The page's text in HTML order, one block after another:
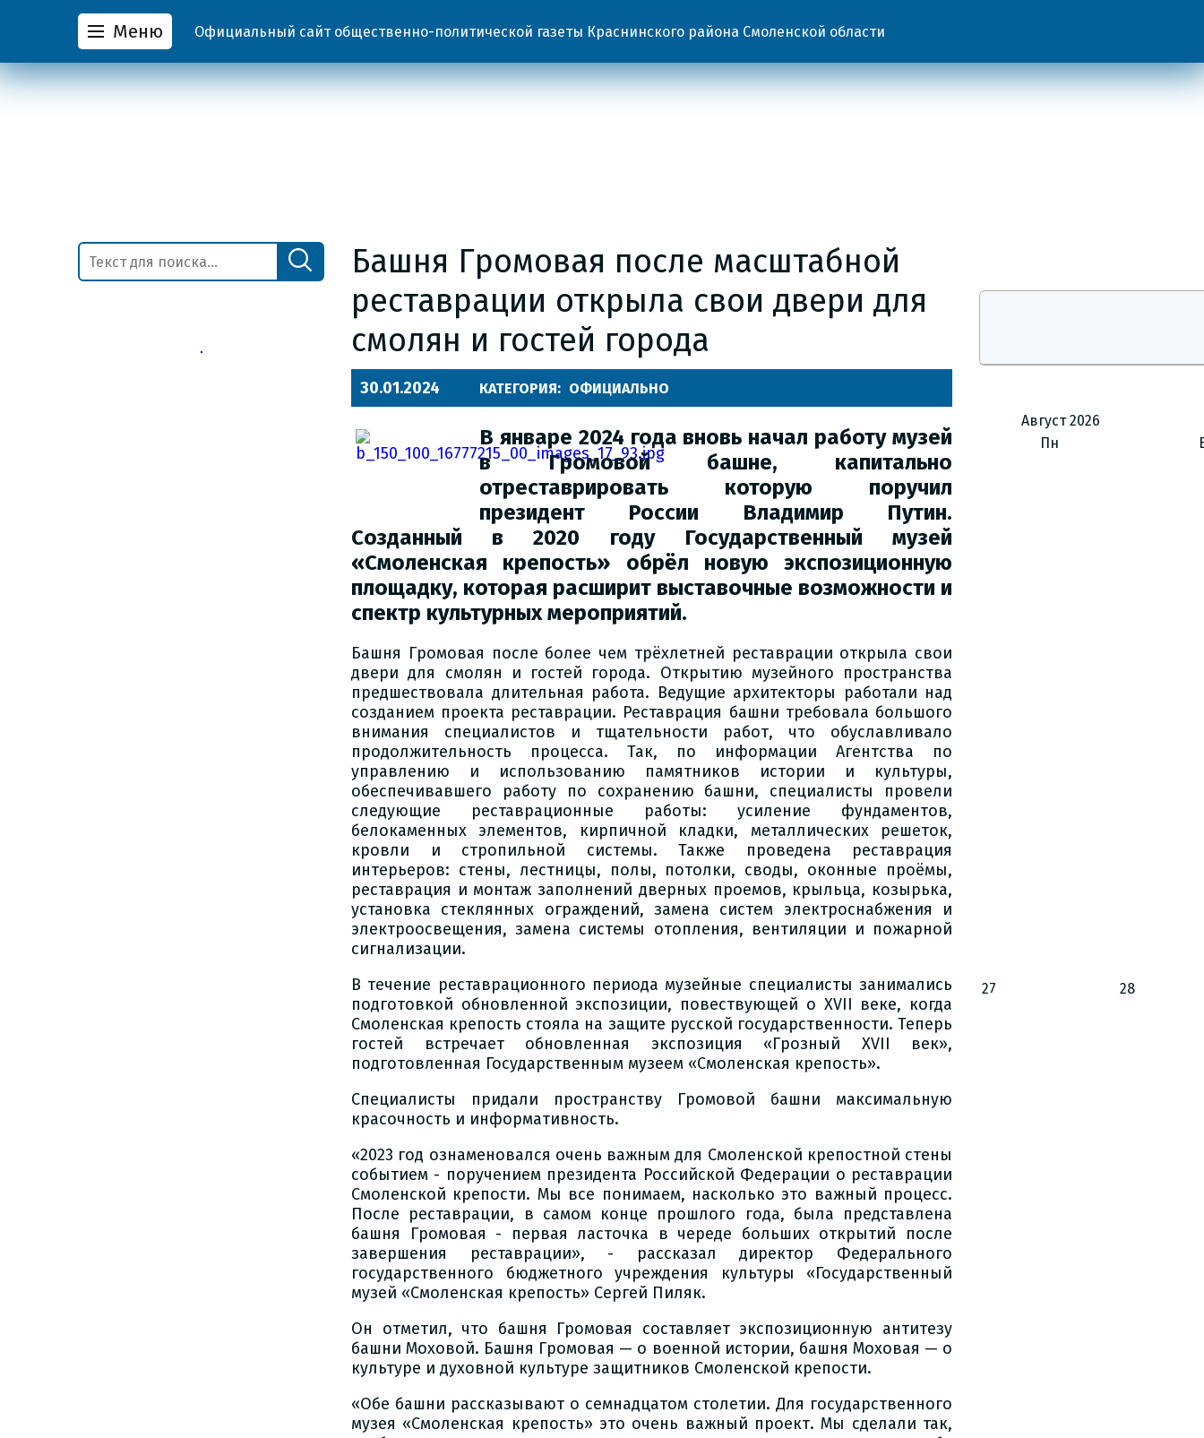
Меню Официальный сайт общественно-политической газеты Краснинского района Смоленской области
Башня Громовая после масштабной
реставрации открыла свои двери для
смолян и гостей города
30.01.2024 КАТЕГОРИЯ: ОФИЦИАЛЬНО
В январе 2024 года вновь начал работу музей
в Громовой башне, капитально
отреставрировать которую поручил
президент России Владимир Путин.
Созданный в 2020 году Государственный музей
«Смоленская крепость» обрёл новую экспозиционную
площадку, которая расширит выставочные возможности и
спектр культурных мероприятий.
Башня Громовая после более чем трёхлетней реставрации открыла свои
двери для смолян и гостей города. Открытию музейного пространства
предшествовала длительная работа. Ведущие архитекторы работали над
созданием проекта реставрации. Реставрация башни требовала большого
внимания специалистов и тщательности работ, что обуславливало
продолжительность процесса. Так, по информации Агентства по
управлению и использованию памятников истории и культуры,
обеспечивавшего работу по сохранению башни, специалисты провели
следующие реставрационные работы: усиление фундаментов,
белокаменных элементов, кирпичной кладки, металлических решеток,
кровли и стропильной системы. Также проведена реставрация
интерьеров: стены, лестницы, полы, потолки, своды, оконные проёмы,
реставрация и монтаж заполнений дверных проемов, крыльца, козырька,
установка стеклянных ограждений, замена систем электроснабжения и
электроосвещения, замена системы отопления, вентиляции и пожарной
сигнализации.
В течение реставрационного периода музейные специалисты занимались
подготовкой обновленной экспозиции, повествующей о XVII веке, когда
Смоленская крепость стояла на защите русской государственности. Теперь
гостей встречает обновленная экспозиция «Грозный XVII век»,
подготовленная Государственным музеем «Смоленская крепость».
Специалисты придали пространству Громовой башни максимальную
красочность и информативность.
«2023 год ознаменовался очень важным для Смоленской крепостной стены
событием - поручением президента Российской Федерации о реставрации
Смоленской крепости. Мы все понимаем, насколько это важный процесс.
После реставрации, в самом конце прошлого года, была представлена
башня Громовая - первая ласточка в череде больших открытий после
завершения реставрации», - рассказал директор Федерального
государственного бюджетного учреждения культуры «Государственный
музей «Смоленская крепость» Сергей Пиляк.
Он отметил, что башня Громовая составляет экспозиционную антитезу
башни Моховой. Башня Громовая — о военной истории, башня Моховая — о
культуре и духовной культуре защитников Смоленской крепости.
«Обе башни рассказывают о семнадцатом столетии. Для государственного
музея «Смоленская крепость» это очень важный проект. Мы сделали так,
Август 2026
Пн
27 28